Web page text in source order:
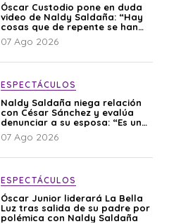
Óscar Custodio pone en duda
video de Naldy Saldaña: “Hay
cosas que de repente se han
editado”
07 Ago 2026
ESPECTÁCULOS
Naldy Saldaña niega relación
con César Sánchez y evalúa
denunciar a su esposa: “Es una
difamación”
07 Ago 2026
ESPECTÁCULOS
Óscar Junior liderará La Bella
Luz tras salida de su padre por
polémica con Naldy Saldaña